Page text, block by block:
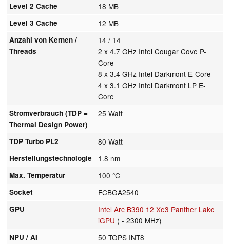
Level 2 Cache 18 MB
Level 3 Cache 12 MB
Anzahl von Kernen /
Threads
14 / 14
2 x 4.7 GHz Intel Cougar Cove P-
Core
8 x 3.4 GHz Intel Darkmont E-Core
4 x 3.1 GHz Intel Darkmont LP E-
Core
Stromverbrauch (TDP =
Thermal Design Power)
25 Watt
TDP Turbo PL2 80 Watt
Herstellungstechnologie 1.8 nm
Max. Temperatur 100 °C
Socket FCBGA2540
GPU
Intel Arc B390 12 Xe3 Panther Lake
iGPU ( - 2300 MHz)
NPU / AI 50 TOPS INT8